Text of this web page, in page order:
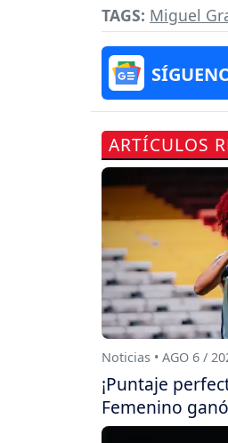
TAGS: Miguel
ARTÍCULOS
Noticias • AGO 6 /
¡Puntaje
Femenino